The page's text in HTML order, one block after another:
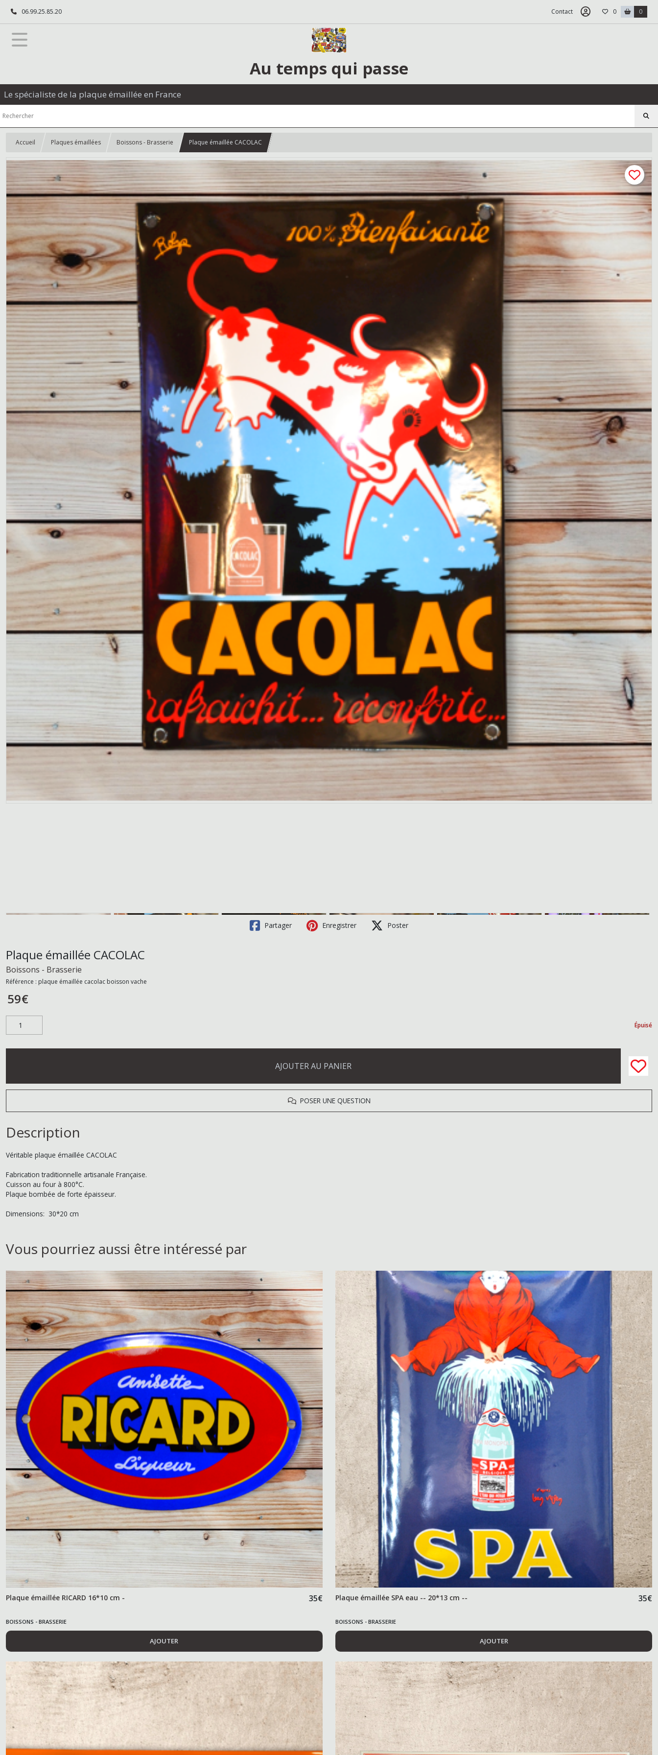
06.99.25.85.20 Contact 0 0
Au temps qui passe
Le spécialiste de la plaque émaillée en France
Accueil Plaques émaillées Boissons - Brasserie Plaque émaillée CACOLAC
Partager Enregistrer Poster
Plaque émaillée CACOLAC
Boissons - Brasserie
Référence : plaque émaillée cacolac boisson vache
59€
Épuisé
AJOUTER AU PANIER
POSER UNE QUESTION
Description
Véritable plaque émaillée CACOLAC
Fabrication traditionnelle artisanale Française.
Cuisson au four à 800°C.
Plaque bombée de forte épaisseur.
Dimensions: 30*20 cm
Vous pourriez aussi être intéressé par
Plaque émaillée RICARD 16*10 cm - 35€
BOISSONS - BRASSERIE
AJOUTER
Plaque émaillée SPA eau -- 20*13 cm -- 35€
BOISSONS - BRASSERIE
AJOUTER